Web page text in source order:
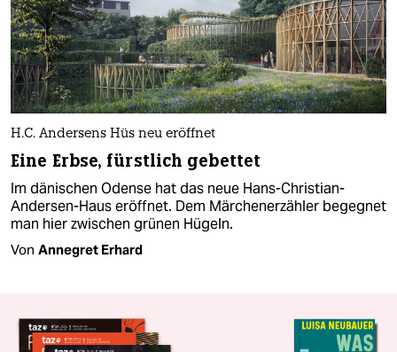
H.C. Andersens Hüs neu eröffnet
Eine Erbse, fürstlich gebettet
Im dänischen Odense hat das neue Hans-Christian-
Andersen-Haus eröffnet. Dem Märchenerzähler begegnet
man hier zwischen grünen Hügeln.
Von Annegret Erhard